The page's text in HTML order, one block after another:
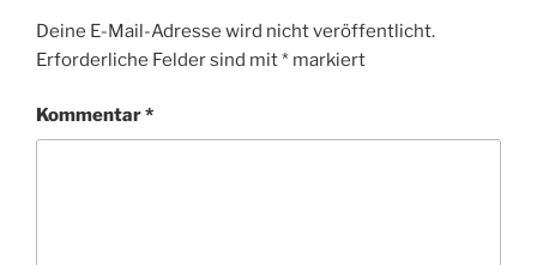
Deine E-Mail-Adresse wird nicht veröffentlicht.
Erforderliche Felder sind mit* markiert
Kommentar*